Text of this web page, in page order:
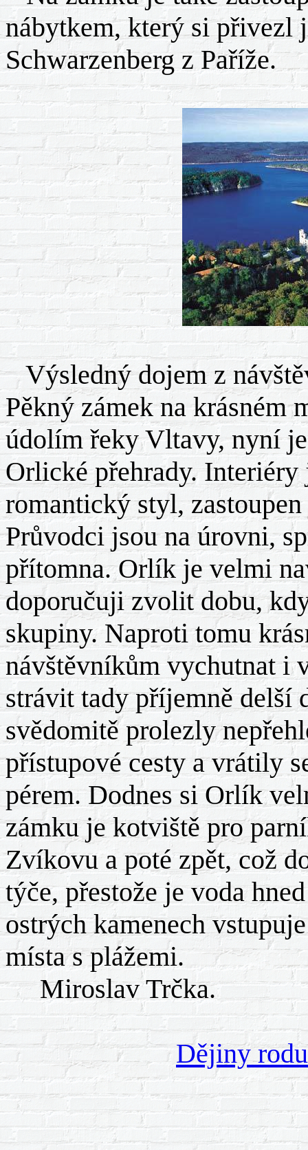
nábytkem, který si přivezl
Schwarzenberg z Paříže.
Výsledný dojem z
Pěkný zámek na krásném
údolím řeky Vltavy, nyní
Orlické přehrady. Interiéry
romantický styl,
Průvodci jsou na úrovni,
přítomna. Orlík je velmi
doporučuji zvolit dobu,
skupiny. Naproti tomu
návštěvníkům vychutnat i
strávit tady příjemně delší
svědomitě prolezly
přístupové cesty a vrátily
pérem. Dodnes si Orlík
zámku je kotviště pro
Zvíkovu a poté zpět, což
týče, přestože je voda
ostrých kamenech
místa s plážemi.
Miroslav Trčka.
Dějiny